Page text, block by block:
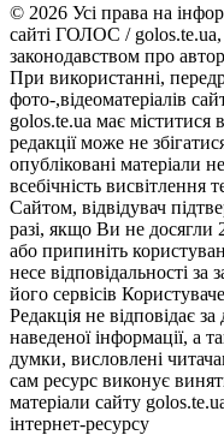
© 2026 Усі права на
сайті ГОЛОС / golos.te.ua,
законодавством про
При використанні,
фото-,відеоматеріалів
golos.te.ua має міститися
редакції може не
опубліковані матеріали
всебічність
Сайтом, відвідувач
разі, якщо Ви не досягли
або припиніть
несе відповідальності за
його сервісів
Редакція не відповідає
наведеної інформації, а
думки, висловлені
сам ресурс виконує
матеріали сайту
інтернет-ресурсу